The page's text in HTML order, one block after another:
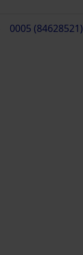
0005 (84628521)